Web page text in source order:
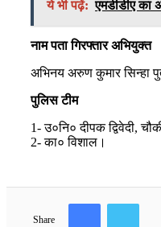
ये भी पढ़ें: एमडीडीए का
नाम पता गिरफ्तार अभियुक्त
अभिनय अरुण कुमार सिन्हा
पुलिस टीम
1- उ०नि० दीपक द्विवेदी,
2- का० विशाल।
Share